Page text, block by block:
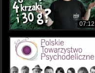
07:12